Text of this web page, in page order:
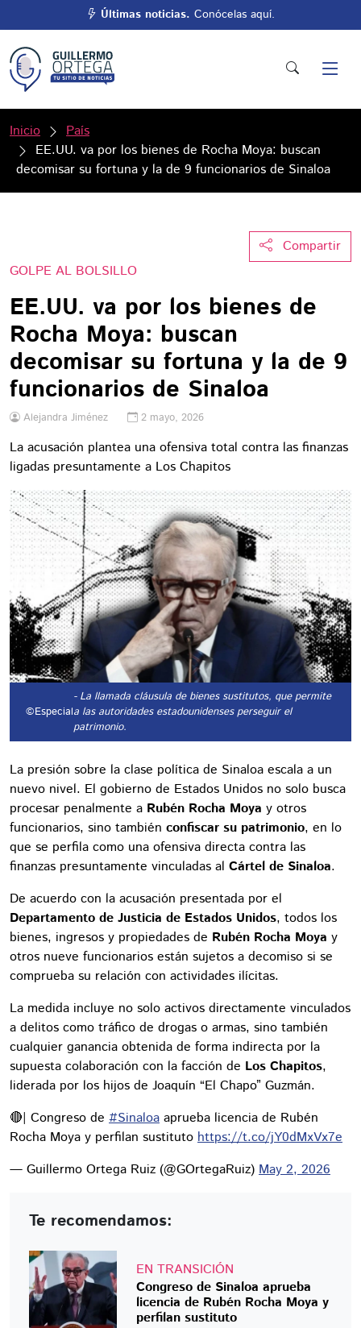
Últimas noticias. Conócelas aquí.
Inicio
País
EE.UU. va por los bienes de Rocha Moya: buscan
decomisar su fortuna y la de 9 funcionarios de Sinaloa
Compartir
GOLPE AL BOLSILLO
EE.UU. va por los bienes de
Rocha Moya: buscan
decomisar su fortuna y la de 9
funcionarios de Sinaloa
Alejandra Jiménez 2 mayo, 2026
La acusación plantea una ofensiva total contra las finanzas
ligadas presuntamente a Los Chapitos
©Especial
- La llamada cláusula de bienes sustitutos, que permite
a las autoridades estadounidenses perseguir el
patrimonio.
La presión sobre la clase política de Sinaloa escala a un
nuevo nivel. El gobierno de Estados Unidos no solo busca
procesar penalmente a Rubén Rocha Moya y otros
funcionarios, sino también confiscar su patrimonio, en lo
que se perfila como una ofensiva directa contra las
finanzas presuntamente vinculadas al Cártel de Sinaloa.
De acuerdo con la acusación presentada por el
Departamento de Justicia de Estados Unidos, todos los
bienes, ingresos y propiedades de Rubén Rocha Moya y
otros nueve funcionarios están sujetos a decomiso si se
comprueba su relación con actividades ilícitas.
La medida incluye no solo activos directamente vinculados
a delitos como tráfico de drogas o armas, sino también
cualquier ganancia obtenida de forma indirecta por la
supuesta colaboración con la facción de Los Chapitos,
liderada por los hijos de Joaquín “El Chapo” Guzmán.
🔴| Congreso de #Sinaloa aprueba licencia de Rubén
Rocha Moya y perfilan sustituto https://t.co/jY0dMxVx7e
— Guillermo Ortega Ruiz (@GOrtegaRuiz) May 2, 2026
Te recomendamos:
EN TRANSICIÓN
Congreso de Sinaloa aprueba
licencia de Rubén Rocha Moya y
perfilan sustituto